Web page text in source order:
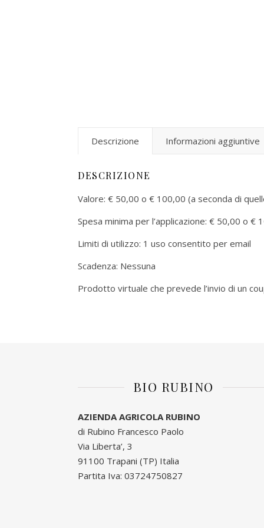
Descrizione Informazioni aggiuntive
DESCRIZIONE
Valore: € 50,00 o € 100,00 (a seconda di
Spesa minima per l’applicazione: € 50,00 o
Limiti di utilizzo: 1 uso consentito per email
Scadenza: Nessuna
Prodotto virtuale che prevede l’invio di un
BIO RUBINO
AZIENDA AGRICOLA RUBINO
di Rubino Francesco Paolo
Via Liberta’, 3
91100 Trapani (TP) Italia
Partita Iva: 03724750827